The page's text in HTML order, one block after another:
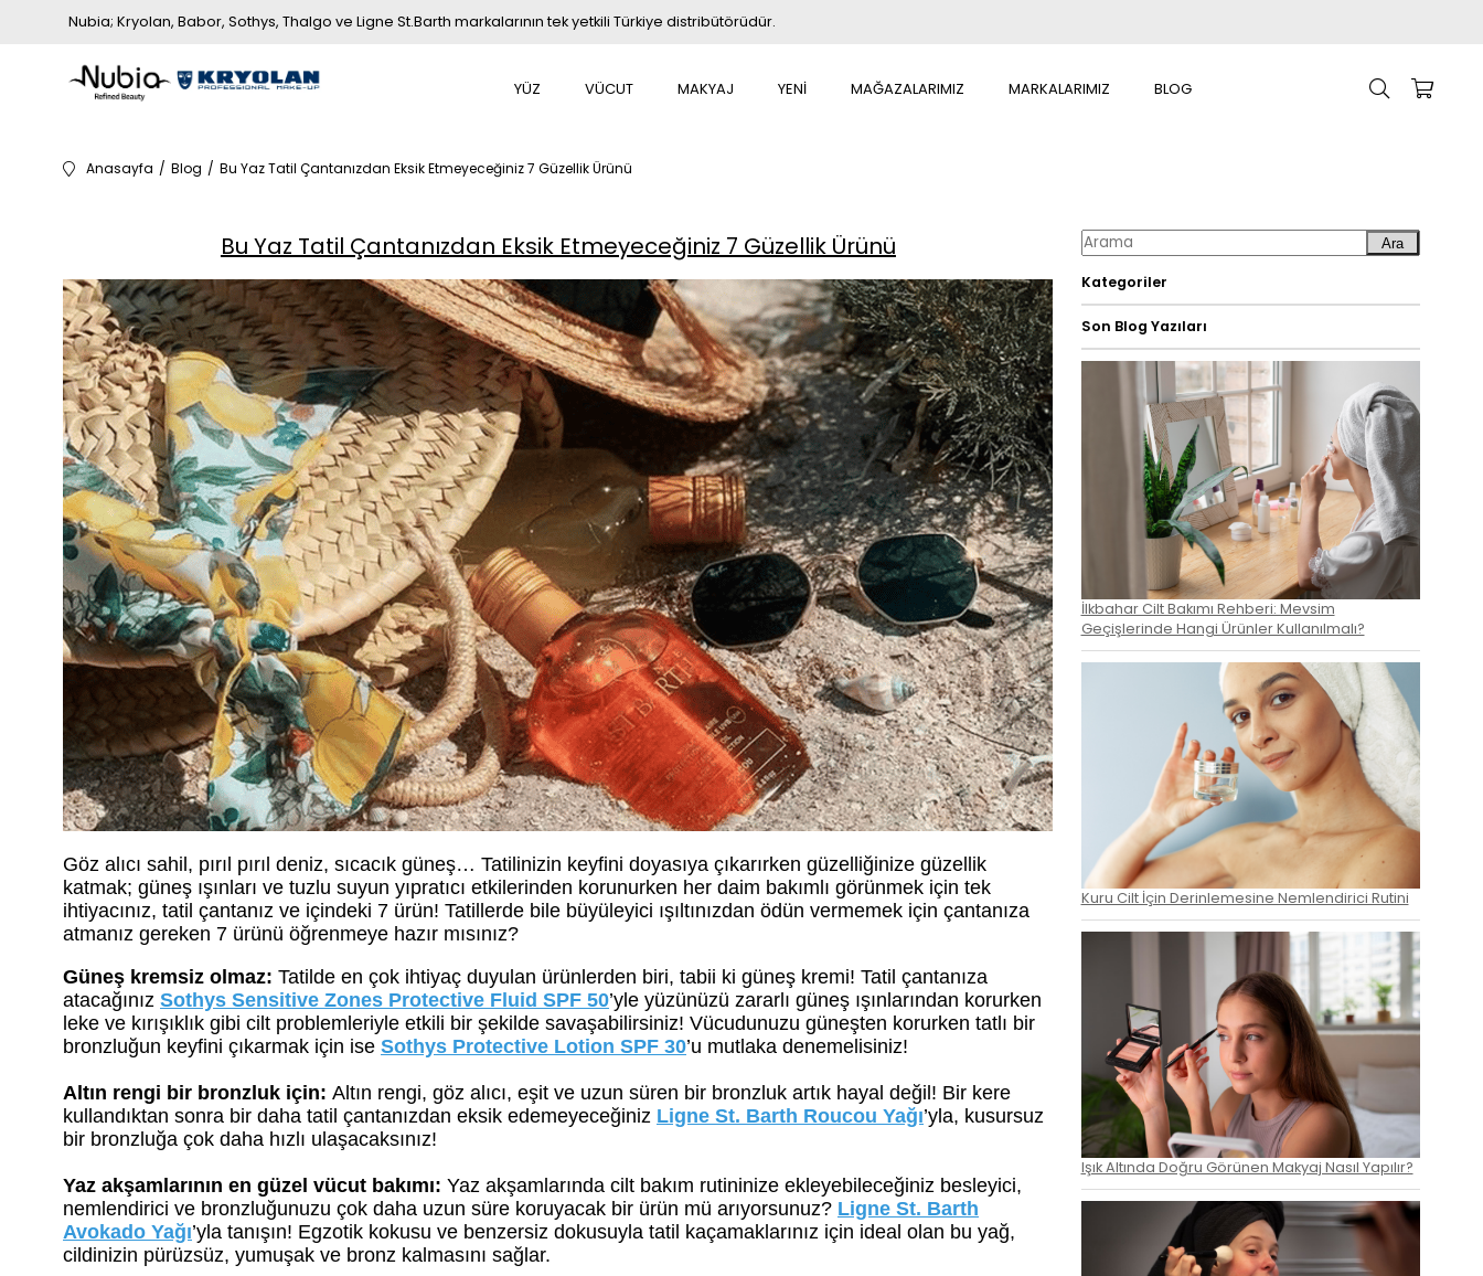
Nubia; Kryolan, Babor, Sothys, Thalgo ve Ligne St.Barth markalarının tek yetkili Türkiye distribütörüdür.
YÜZ VÜCUT MAKYAJ YENİ MAĞAZALARIMIZ MARKALARIMIZ BLOG
Anasayfa Blog Bu Yaz Tatil Çantanızdan Eksik Etmeyeceğiniz 7 Güzellik Ürünü
Bu Yaz Tatil Çantanızdan Eksik Etmeyeceğiniz 7 Güzellik Ürünü
Göz alıcı sahil, pırıl pırıl deniz, sıcacık güneş… Tatilinizin keyfini doyasıya çıkarırken güzelliğinize güzellik
katmak; güneş ışınları ve tuzlu suyun yıpratıcı etkilerinden korunurken her daim bakımlı görünmek için tek
ihtiyacınız, tatil çantanız ve içindeki 7 ürün! Tatillerde bile büyüleyici ışıltınızdan ödün vermemek için çantanıza
atmanız gereken 7 ürünü öğrenmeye hazır mısınız?
Güneş kremsiz olmaz: Tatilde en çok ihtiyaç duyulan ürünlerden biri, tabii ki güneş kremi! Tatil çantanıza
atacağınız Sothys Sensitive Zones Protective Fluid SPF 50’yle yüzünüzü zararlı güneş ışınlarından korurken
leke ve kırışıklık gibi cilt problemleriyle etkili bir şekilde savaşabilirsiniz! Vücudunuzu güneşten korurken tatlı bir
bronzluğun keyfini çıkarmak için ise Sothys Protective Lotion SPF 30’u mutlaka denemelisiniz!
Altın rengi bir bronzluk için: Altın rengi, göz alıcı, eşit ve uzun süren bir bronzluk artık hayal değil! Bir kere
kullandıktan sonra bir daha tatil çantanızdan eksik edemeyeceğiniz Ligne St. Barth Roucou Yağı’yla, kusursuz
bir bronzluğa çok daha hızlı ulaşacaksınız!
Yaz akşamlarının en güzel vücut bakımı: Yaz akşamlarında cilt bakım rutininize ekleyebileceğiniz besleyici,
nemlendirici ve bronzluğunuzu çok daha uzun süre koruyacak bir ürün mü arıyorsunuz? Ligne St. Barth
Avokado Yağı’yla tanışın! Egzotik kokusu ve benzersiz dokusuyla tatil kaçamaklarınız için ideal olan bu yağ,
cildinizin pürüzsüz, yumuşak ve bronz kalmasını sağlar.
Ara
Kategoriler
Son Blog Yazıları
İlkbahar Cilt Bakımı Rehberi: Mevsim
Geçişlerinde Hangi Ürünler Kullanılmalı?
Kuru Cilt İçin Derinlemesine Nemlendirici Rutini
Işık Altında Doğru Görünen Makyaj Nasıl Yapılır?